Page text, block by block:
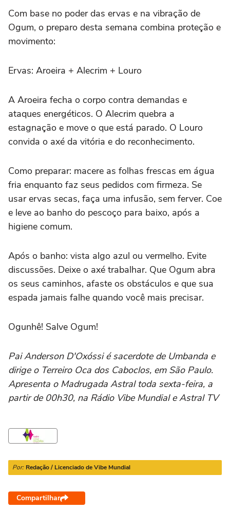
Com base no poder das ervas e na vibração de
Ogum, o preparo desta semana combina proteção e
movimento:
Ervas: Aroeira + Alecrim + Louro
A Aroeira fecha o corpo contra demandas e
ataques energéticos. O Alecrim quebra a
estagnação e move o que está parado. O Louro
convida o axé da vitória e do reconhecimento.
Como preparar: macere as folhas frescas em água
fria enquanto faz seus pedidos com firmeza. Se
usar ervas secas, faça uma infusão, sem ferver. Coe
e leve ao banho do pescoço para baixo, após a
higiene comum.
Após o banho: vista algo azul ou vermelho. Evite
discussões. Deixe o axé trabalhar. Que Ogum abra
os seus caminhos, afaste os obstáculos e que sua
espada jamais falhe quando você mais precisar.
Ogunhê! Salve Ogum!
Pai Anderson D'Oxóssi é sacerdote de Umbanda e
dirige o Terreiro Oca dos Caboclos, em São Paulo.
Apresenta o Madrugada Astral toda sexta-feira, a
partir de 00h30, na Rádio Vibe Mundial e Astral TV
Por: Redação / Licenciado de Vibe Mundial
Compartilhar